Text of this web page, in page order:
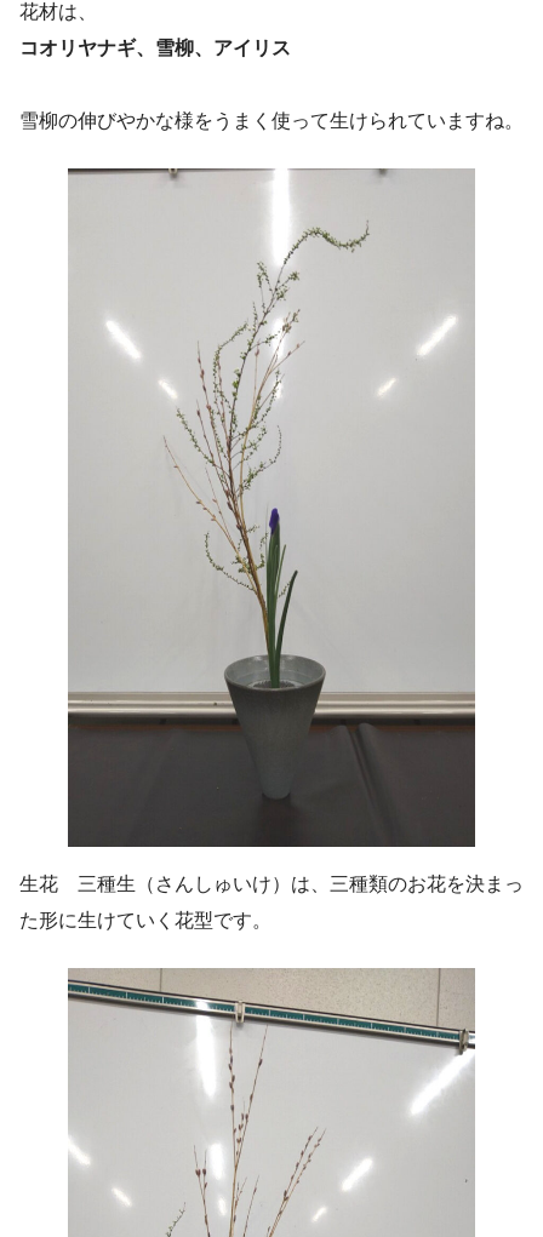
花材は、
コオリヤナギ、雪柳、アイリス
雪柳の伸びやかな様をうまく使って生けられていますね。
生花 三種生（さんしゅいけ）は、三種類のお花を決まっ
た形に生けていく花型です。